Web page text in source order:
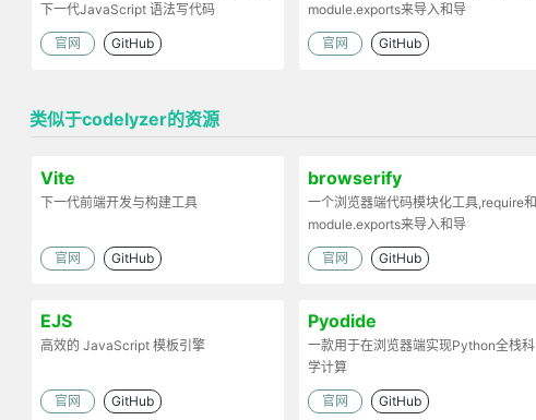
下一代JavaScript 语法写代码
官网 GitHub
module.exports来导入和导
出.Browserify的原理：部署时处理代码
依赖，将模块打包为一个文件。
官网 GitHub
类似于codelyzer的资源
Vite
下一代前端开发与构建工具
官网 GitHub
browserify
一个浏览器端代码模块化工具,require和
module.exports来导入和导
出.Browserify的原理：部署时处理代码
依赖，将模块打包为一个文件。
官网 GitHub
EJS
高效的 JavaScript 模板引擎
官网 GitHub
Pyodide
一款用于在浏览器端实现Python全栈科
学计算
官网 GitHub